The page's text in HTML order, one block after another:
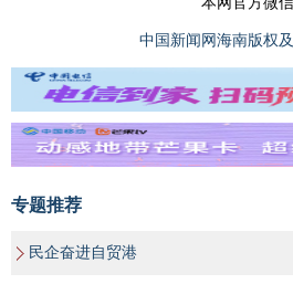
中国新闻网海南版权
专题推荐
民企奋进自贸港